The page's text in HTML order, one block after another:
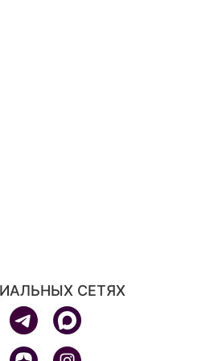
СЕТЯХ